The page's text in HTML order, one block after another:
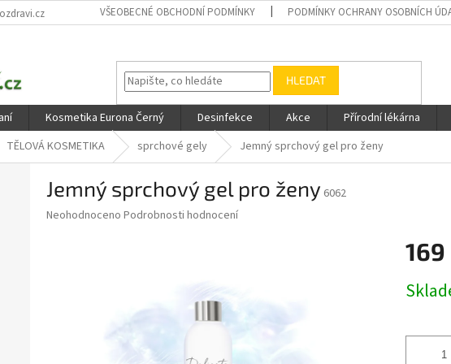
VŠEOBECNÉ OBCHODNÍ PODMÍNKY PODMÍNKY OCHRANY OSOBNÍCH
HLEDAT
Kosmetika Eurona Černý Desinfekce Akce Přírodní lékárna
TĚLOVÁ KOSMETIKA sprchové gely Jemný sprchový gel pro ženy
Jemný sprchový gel pro ženy 6062
Průměrné
Neohodnoceno Podrobnosti hodnocení
169
cena: